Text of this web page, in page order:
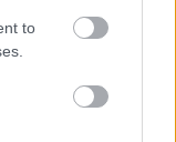
to
rajongótáborral
Flow Reverse
itt a folytatás,
áramló,